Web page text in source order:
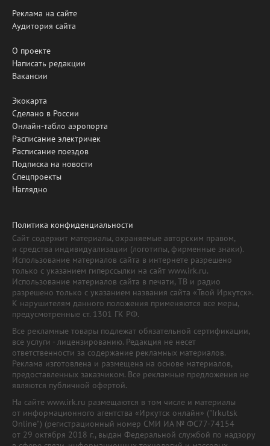
Реклама на сайте
Аудитория сайта
О проекте
Написать редакции
Вакансии
Экокарта
Сделано в России
Онлайн-табло аэропорта
Расписание электричек
Расписание поездов
Подписка на новости
Спецпроекты
Наглядно
Политика конфиденциальности
Сайт содержит материалы, охраняемые авторским правом,
и средства индивидуализации (логотипы, фирменные знаки).
Использование материалов сайта в интернете разрешено
только с указанием гиперссылки на сайт www.irk.ru.
Использование материалов сайта в печати, ТВ и радио
разрешено только с указанием названия сайта «Твой Иркутск».
К нарушителям данного положения применяются все меры,
предусмотренные ст. 1301 ГК РФ.
Все рекламные товары подлежат обязательной сертификации,
все услуги - лицензированию. Редакция не несет
ответственности за содержание рекламных материалов.
Реклама изготовлена и размещена на основе материалов,
предоставленных заказчиком. Все рекламные предложения не
являются публичной офертой.
На сайте www.irk.ru размещаются в том числе и материалы
от информационного агентства «Иркутск онлайн» ("Irkutsk
Online") (регистрационный номер СМИ ИА № ФС77-74154
от 29 октября 2018 г., выдан Федеральной службой по надзору